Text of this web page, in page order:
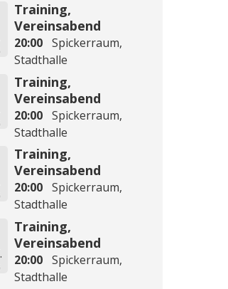
Training,
Vereinsabend
20:00 Spickerraum,
Stadthalle
Training,
Vereinsabend
20:00 Spickerraum,
Stadthalle
Training,
Vereinsabend
20:00 Spickerraum,
Stadthalle
Training,
Vereinsabend
20:00 Spickerraum,
Stadthalle